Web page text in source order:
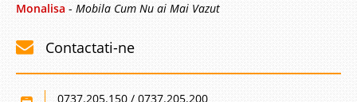
Monalisa - Mobila Cum Nu ai Mai Vazut
Contactati-ne
0737.205.150 / 0737.205.200